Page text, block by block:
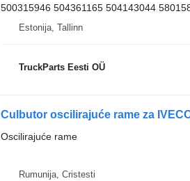
500315946 504361165 504143044
Estonija, Tallinn
TruckParts Eesti OÜ
Culbutor oscilirajuće rame za
Oscilirajuće rame
Rumunija, Cristesti